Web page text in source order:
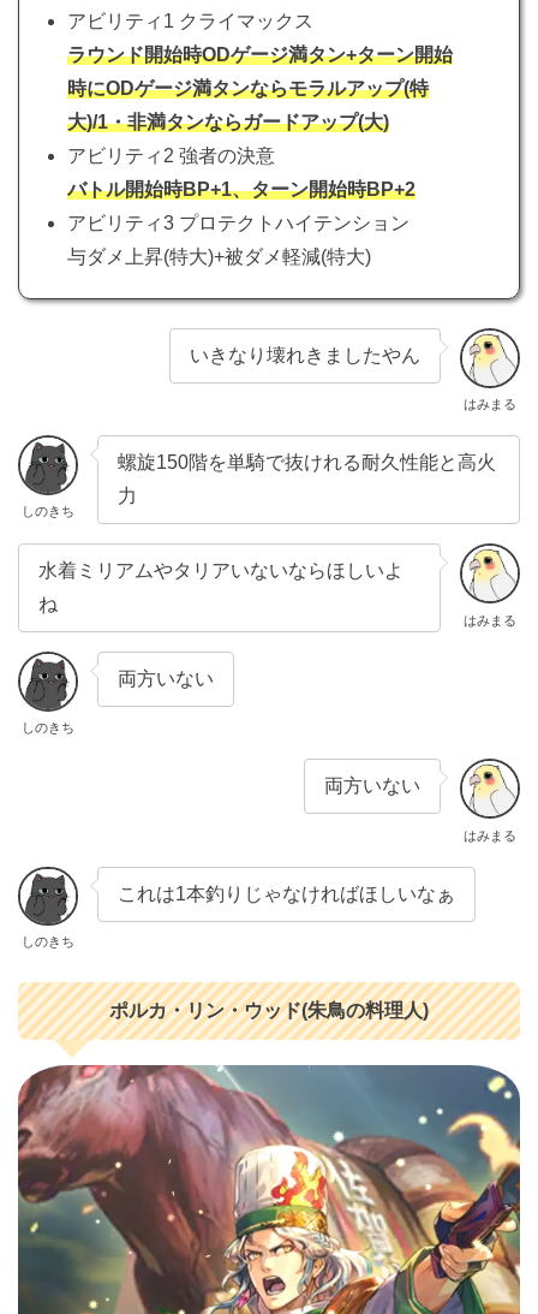
アビリティ1 クライマックス
ラウンド開始時ODゲージ満タン+ターン開始
時にODゲージ満タンならモラルアップ(特
大)/1・非満タンならガードアップ(大)
アビリティ2 強者の決意
バトル開始時BP+1、ターン開始時BP+2
アビリティ3 プロテクトハイテンション
与ダメ上昇(特大)+被ダメ軽減(特大)
はみまる
いきなり壊れきましたやん
しのきち
螺旋150階を単騎で抜けれる耐久性能と高火
力
はみまる
水着ミリアムやタリアいないならほしいよ
ね
しのきち
両方いない
はみまる
両方いない
しのきち
これは1本釣りじゃなければほしいなぁ
ポルカ・リン・ウッド(朱鳥の料理人)